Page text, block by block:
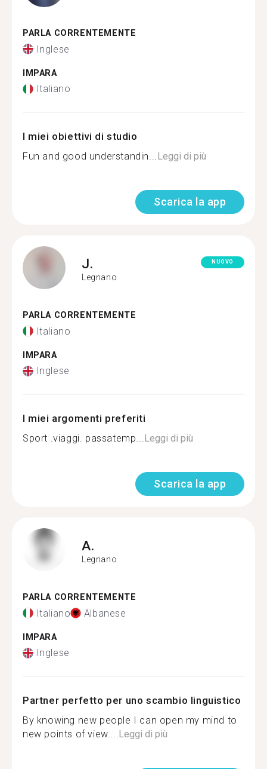
PARLA CORRENTEMENTE
Inglese
IMPARA
Italiano
I miei obiettivi di studio
Fun and good understandin...Leggi di più
Scarica la app
J.
Legnano
NUOVO
PARLA CORRENTEMENTE
Italiano
IMPARA
Inglese
I miei argomenti preferiti
Sport .viaggi. passatemp...Leggi di più
Scarica la app
A.
Legnano
PARLA CORRENTEMENTE
Italiano Albanese
IMPARA
Inglese
Partner perfetto per uno scambio linguistico
By knowing new people I can open my mind to
new points of view....Leggi di più